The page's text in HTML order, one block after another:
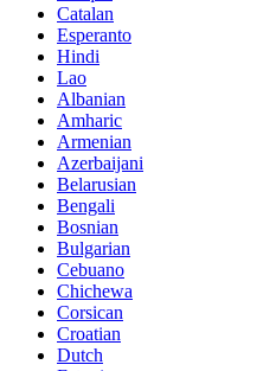
Catalan
Esperanto
Hindi
Lao
Albanian
Amharic
Armenian
Azerbaijani
Belarusian
Bengali
Bosnian
Bulgarian
Cebuano
Chichewa
Corsican
Croatian
Dutch